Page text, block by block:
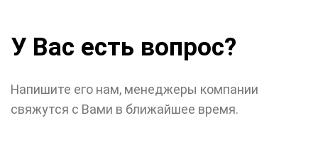
У Вас есть вопрос?
Напишите его нам, менеджеры компании
свяжутся с Вами в ближайшее время.